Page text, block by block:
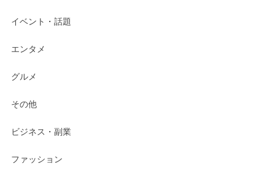
イベント・話題
エンタメ
グルメ
その他
ビジネス・副業
ファッション